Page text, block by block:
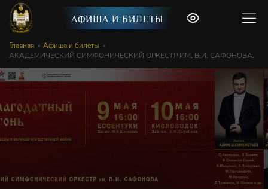
АФИША И БИЛЕТЫ
Главная
Афиша и билеты
АКАДЕМИЧЕСКИЙ СИМФОНИЧЕСКИЙ ОРКЕСТР ИМ. В.И. САФОНОВА.